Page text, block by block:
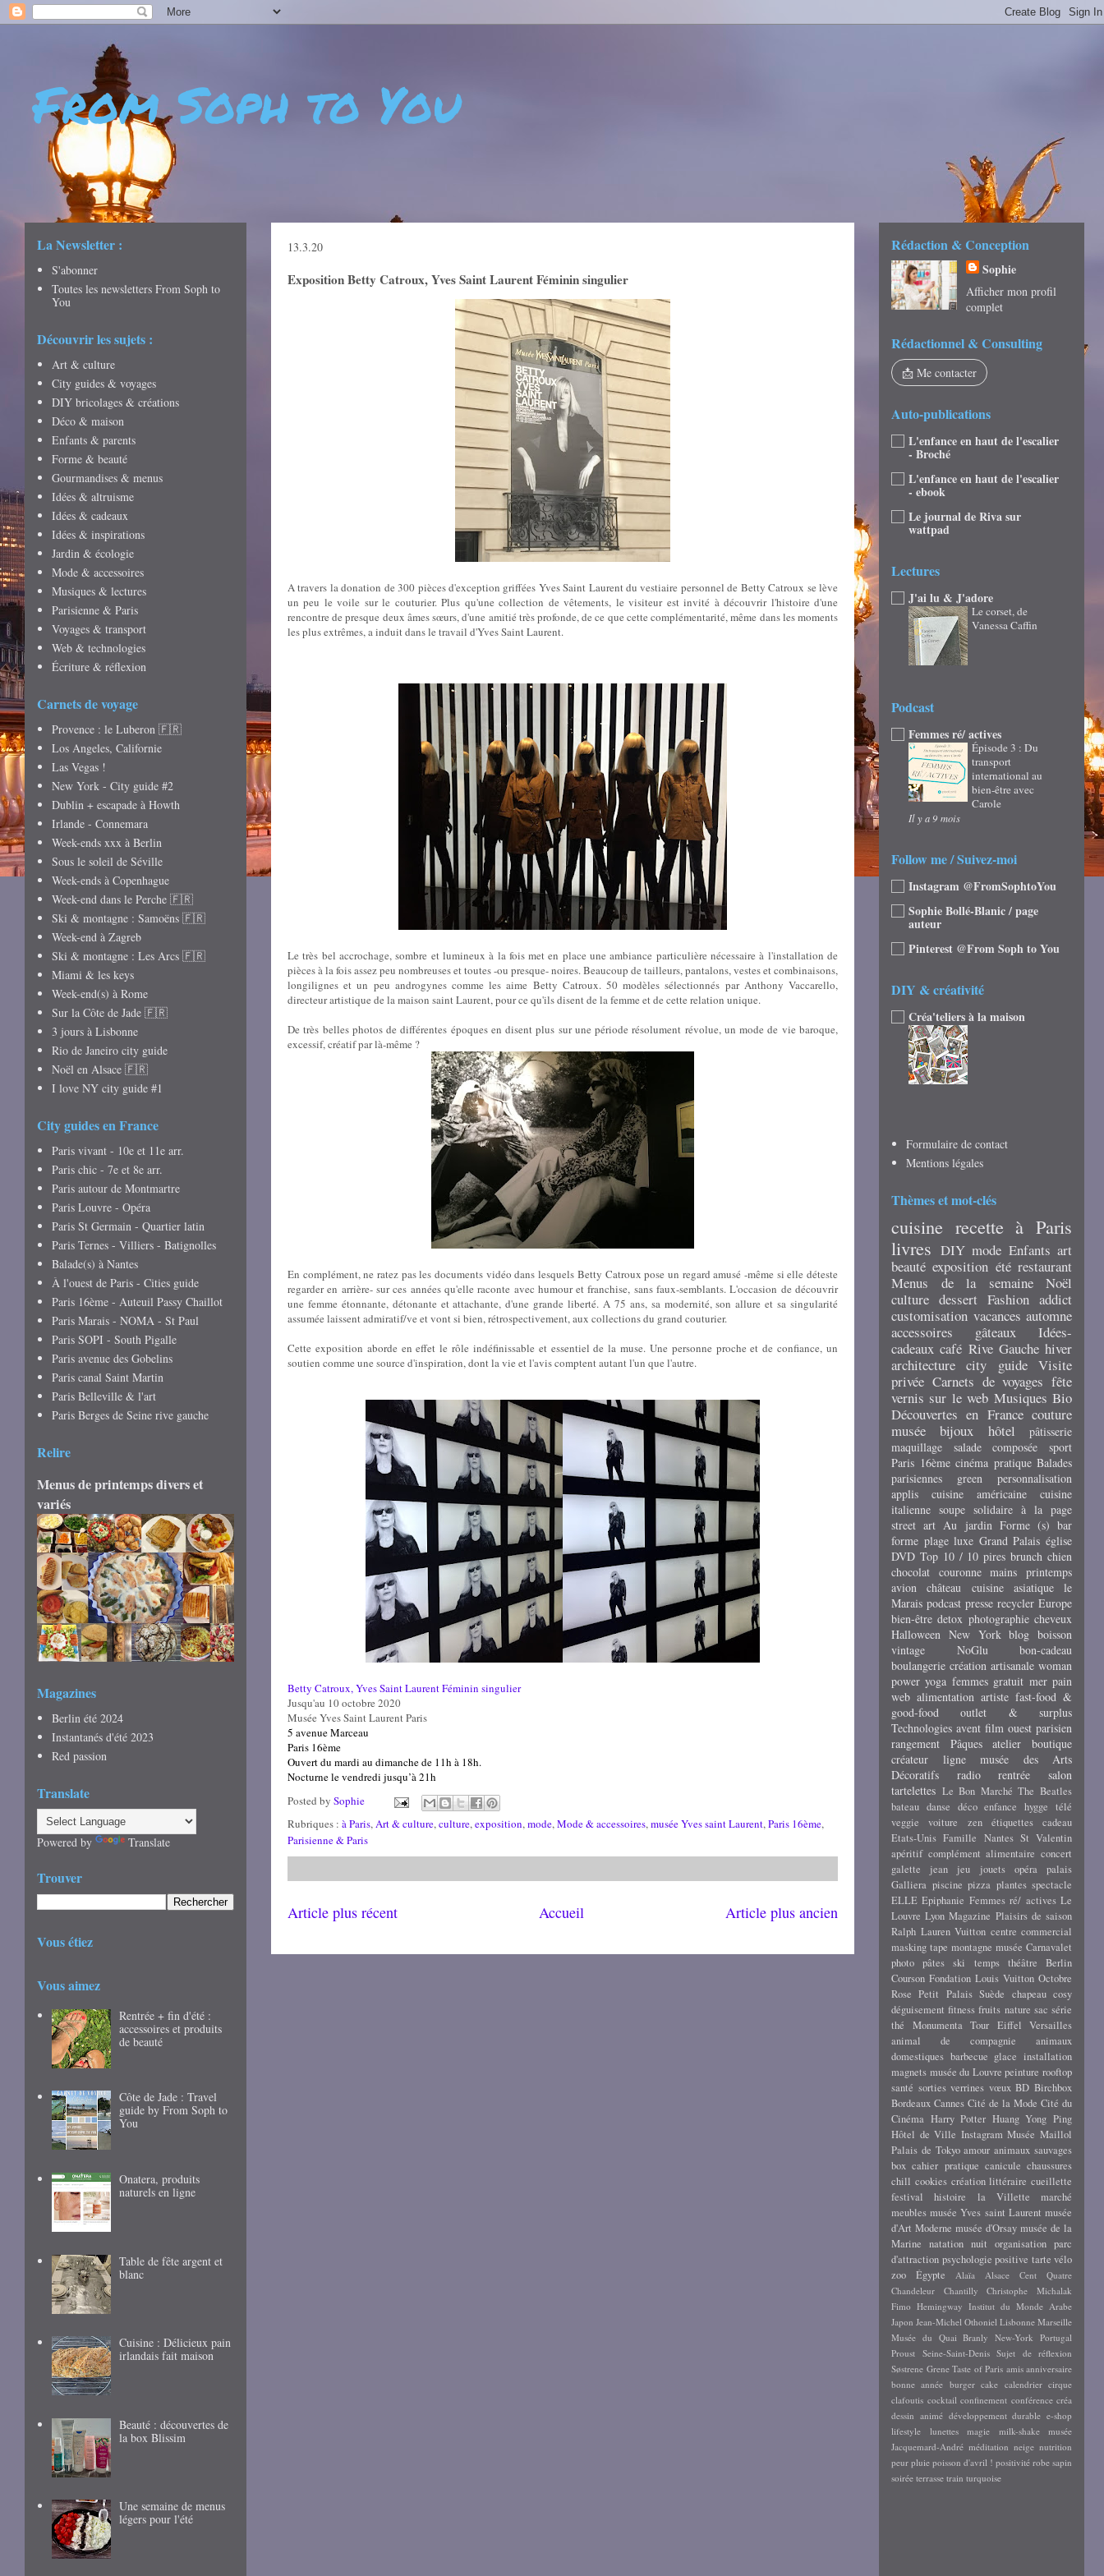
From Soph to You
- DÉCOUVERTES - CULTURE - CITY GUIDES - VOYAGES - CRÉATIVITÉ - ART DE VIVRE - BIEN-ÊTRE - POSITIVITÉ -
13.3.20
Exposition Betty Catroux, Yves Saint Laurent Féminin singulier
A travers la donation de 300 pièces d'exception griffées Yves Saint Laurent du vestiaire personnel de Betty Catroux se lève
un peu le voile sur le couturier. Plus qu'une collection de vêtements, le visiteur est invité à découvrir l'histoire d'une
rencontre de presque deux âmes sœurs, d'une amitié très profonde, de ce que cette complémentarité, même dans les moments
les plus extrêmes, a induit dans le travail d'Yves Saint Laurent.
Le très bel accrochage, sombre et lumineux à la fois met en place une ambiance particulière nécessaire à l'installation de
pièces à la fois assez peu nombreuses et toutes -ou presque- noires. Beaucoup de tailleurs, pantalons, vestes et combinaisons,
longilignes et un peu androgynes comme les aime Betty Catroux. 50 modèles sélectionnés par Anthony Vaccarello,
directeur artistique de la maison saint Laurent, pour ce qu'ils disent de la femme et de cette relation unique.
De très belles photos de différentes époques en disent plus sur une période résolument révolue, un mode de vie baroque,
excessif, créatif par là-même ?
En complément, ne ratez pas les documents vidéo dans lesquels Betty Catroux pose un regard amusé -même si elle déteste
regarder en arrière- sur ces années qu'elle raconte avec humour et franchise, sans faux-semblants. L'occasion de découvrir
une femme étonnante, détonante et attachante, d'une grande liberté. A 75 ans, sa modernité, son allure et sa singularité
assumée laissent admiratif/ve et vont si bien, rétrospectivement, aux collections du grand couturier.
Cette exposition aborde en effet le rôle indéfinissable et essentiel de la muse. Une personne proche et de confiance, un
soutien comme une source d'inspiration, dont la vie et l'avis comptent autant l'un que l'autre.
Betty Catroux, Yves Saint Laurent Féminin singulier
Jusqu'au 10 octobre 2020
Musée Yves Saint Laurent Paris
5 avenue Marceau
Paris 16ème
Ouvert du mardi au dimanche de 11h à 18h.
Nocturne le vendredi jusqu’à 21h
Posted by Sophie
Rubriques : à Paris,Art & culture,culture,exposition,mode,Mode & accessoires,musée Yves saint Laurent,Paris 16ème,
Parisienne & Paris
Article plus récent Article plus ancien
Accueil
La Newsletter :
S'abonner
Toutes les newsletters From Soph to
You
Découvrir les sujets :
Art & culture
City guides & voyages
DIY bricolages & créations
Déco & maison
Enfants & parents
Forme & beauté
Gourmandises & menus
Idées & altruisme
Idées & cadeaux
Idées & inspirations
Jardin & écologie
Mode & accessoires
Musiques & lectures
Parisienne & Paris
Voyages & transport
Web & technologies
Écriture & réflexion
Carnets de voyage
Provence : le Luberon 🇫🇷
Los Angeles, Californie
Las Vegas !
New York - City guide #2
Dublin + escapade à Howth
Irlande - Connemara
Week-ends xxx à Berlin
Sous le soleil de Séville
Week-ends à Copenhague
Week-end dans le Perche 🇫🇷
Ski & montagne : Samoëns 🇫🇷
Week-end à Zagreb
Ski & montagne : Les Arcs 🇫🇷
Miami & les keys
Week-end(s) à Rome
Sur la Côte de Jade 🇫🇷
3 jours à Lisbonne
Rio de Janeiro city guide
Noël en Alsace 🇫🇷
I love NY city guide #1
City guides en France
Paris vivant - 10e et 11e arr.
Paris chic - 7e et 8e arr.
Paris autour de Montmartre
Paris Louvre - Opéra
Paris St Germain - Quartier latin
Paris Ternes - Villiers - Batignolles
Balade(s) à Nantes
À l'ouest de Paris - Cities guide
Paris 16ème - Auteuil Passy Chaillot
Paris Marais - NOMA - St Paul
Paris SOPI - South Pigalle
Paris avenue des Gobelins
Paris canal Saint Martin
Paris Belleville & l'art
Paris Berges de Seine rive gauche
Relire
Menus de printemps divers et
variés
Magazines
Berlin été 2024
Instantanés d'été 2023
Red passion
Translate
Powered by Translate
Trouver
Vous étiez
Vous aimez
Rentrée + fin d'été :
accessoires et produits
de beauté
Côte de Jade : Travel
guide by From Soph to
You
Onatera, produits
naturels en ligne
Table de fête argent et
blanc
Cuisine : Délicieux pain
irlandais fait maison
Beauté : découvertes de
la box Blissim
Une semaine de menus
légers pour l'été
Rédaction & Conception
Sophie
Afficher mon profil
complet
Rédactionnel & Consulting
📩 Me contacter
Auto-publications
L'enfance en haut de l'escalier
- Broché
L'enfance en haut de l'escalier
- ebook
Le journal de Riva sur
wattpad
Lectures
J'ai lu & J'adore
Le corset, de
Vanessa Caffin
Podcast
Femmes ré/ actives
Épisode 3 : Du
transport
international au
bien-être avec
Carole
Il y a 9 mois
Follow me / Suivez-moi
Instagram @FromSophtoYou
Sophie Bollé-Blanic / page
auteur
Pinterest @From Soph to You
DIY & créativité
Créa'teliers à la maison
Formulaire de contact
Mentions légales
Thèmes et mot-clés
cuisine recette à Paris
livres DIY mode Enfants art
beauté exposition été restaurant
Menus de la semaine
Noël
culture dessert Fashion addict
customisation vacances automne
accessoires
gâteaux
Idées-
cadeaux café Rive Gauche hiver
architecture city guide Visite
privée Carnets de voyages fête
vernis sur le web Musiques Bio
Découvertes en France couture
musée
bijoux hôtel
pâtisserie
maquillage
salade composée
sport
Paris 16ème cinéma pratique Balades
parisiennes
green
personnalisation
applis
cuisine américaine
cuisine
italienne soupe solidaire à la page
street art Au jardin Forme (s) bar
forme plage luxe Grand Palais église
DVD Top 10 / 10 pires brunch chien
chocolat couronne mains printemps
avion
château cuisine asiatique
le
Marais podcast presse recycler Europe
bien-être detox photographie cheveux
Halloween New York blog boisson
vintage
NoGlu
bon-cadeau
boulangerie création artisanale woman
power yoga femmes gratuit mer pain
web alimentation artiste fast-food &
good-food
outlet & surplus
Technologies avent film ouest parisien
rangement
Pâques atelier
boutique
créateur
ligne
musée des Arts
Décoratifs
radio rentrée
salon
tartelettes Le Bon Marché The Beatles
bateau danse déco enfance hygge télé
veggie
voiture zen
étiquettes cadeau
Etats-Unis Famille Nantes St Valentin
apéritif complément alimentaire concert
galette
jean jeu jouets opéra
palais
Galliera piscine pizza plantes spectacle
ELLE Epiphanie Femmes ré/ actives Le
Louvre Lyon Magazine Plaisirs de saison
Ralph Lauren Vuitton centre commercial
masking tape montagne musée Carnavalet
photo
pâtes ski temps théâtre
Berlin
Courson Fondation Louis Vuitton Octobre
Rose Petit Palais Suède chapeau cosy
déguisement fitness fruits nature sac série
thé
Monumenta Tour Eiffel Versailles
animal de compagnie
animaux
domestiques barbecue glace installation
magnets musée du Louvre peinture rooftop
santé sorties verrines vœux BD Birchbox
Bordeaux Cannes Cité de la Mode Cité du
Cinéma Harry Potter Huang Yong Ping
Hôtel de Ville Instagram Musée Maillol
Palais de Tokyo amour animaux sauvages
box cahier pratique canicule chaussures
chill cookies création littéraire cueillette
festival
histoire la Villette
marché
meubles musée Yves saint Laurent musée
d'Art Moderne musée d'Orsay musée de la
Marine natation nuit organisation parc
d'attraction psychologie positive tarte vélo
zoo
Égypte Alaïa Alsace
Cent Quatre
Chandeleur
Chantilly
Christophe Michalak
Fimo Hemingway Institut du Monde Arabe
Japon Jean-Michel Othoniel Lisbonne Marseille
Musée du Quai Branly
New-York
Portugal
Proust Seine-Saint-Denis Sujet de réflexion
Søstrene Grene Taste of Paris amis anniversaire
bonne année burger cake calendrier cirque
clafoutis cocktail confinement conférence créa
dessin animé développement durable e-shop
lifestyle
lunettes magie milk-shake
musée
Jacquemard-André méditation neige nutrition
peur pluie poisson d'avril ! positivité robe sapin
soirée terrasse train turquoise